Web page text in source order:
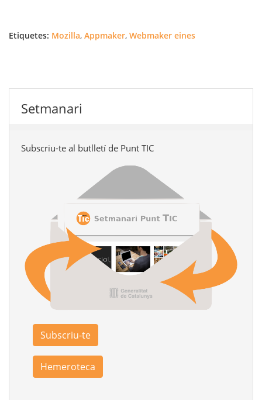
Etiquetes: Mozilla, Appmaker, Webmaker eines
Setmanari
Subscriu-te al butlletí de Punt TIC
Subscriu-te
Hemeroteca